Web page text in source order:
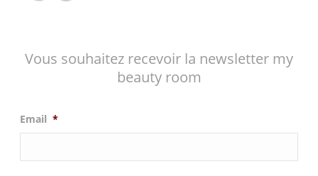
Vous souhaitez recevoir la newsletter my
beauty room
Email *